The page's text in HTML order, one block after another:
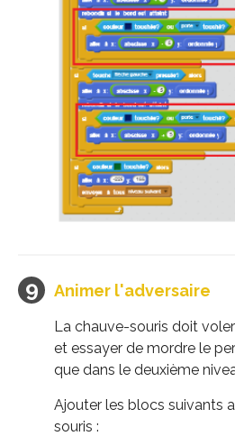
Animer l'adversaire
La chauve-souris doit
et essayer de mordre le
que dans le deuxième
Ajouter les blocs suivants
souris :